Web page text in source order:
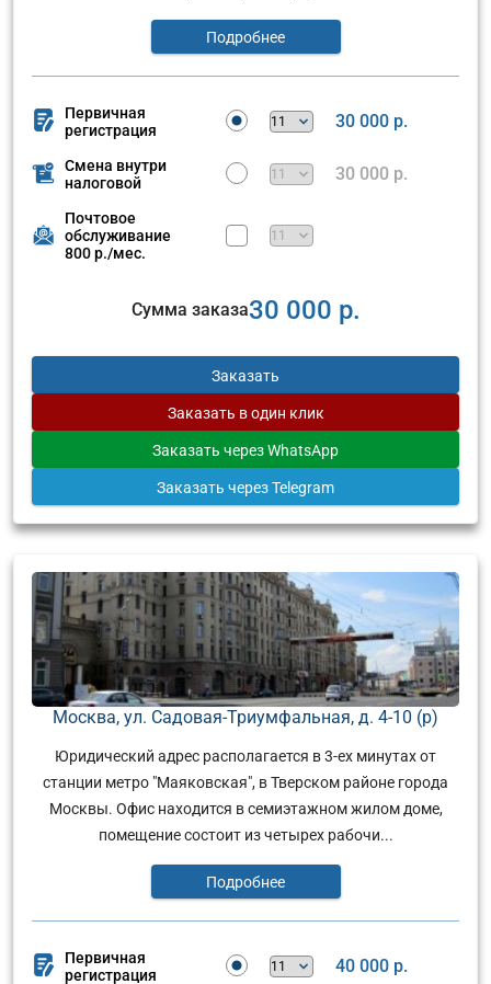
Подробнее
Первичная
регистрация
30 000 р.
Смена внутри
налоговой
30 000 р.
Почтовое
обслуживание
800 р./мес.
Сумма заказа30 000 р.
Заказать
Заказать в один клик
Заказать через WhatsApp
Заказать через Telegram
Москва, ул. Садовая-Триумфальная, д. 4-10 (р)
Юридический адрес располагается в 3-ех минутах от
станции метро "Маяковская", в Тверском районе города
Москвы. Офис находится в семиэтажном жилом доме,
помещение состоит из четырех рабочи...
Подробнее
Первичная
регистрация
40 000 р.